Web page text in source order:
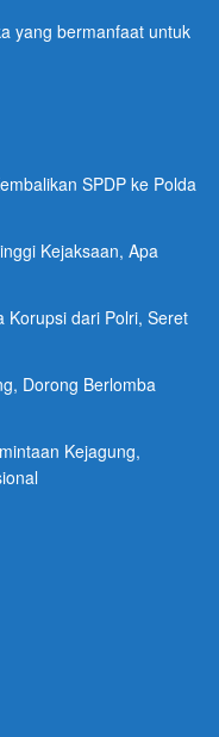
yang bermanfaat untuk
SPDP ke Polda
Kejaksaan, Apa
Korupsi dari Polri, Seret
Dorong Berlomba
Kejagung,